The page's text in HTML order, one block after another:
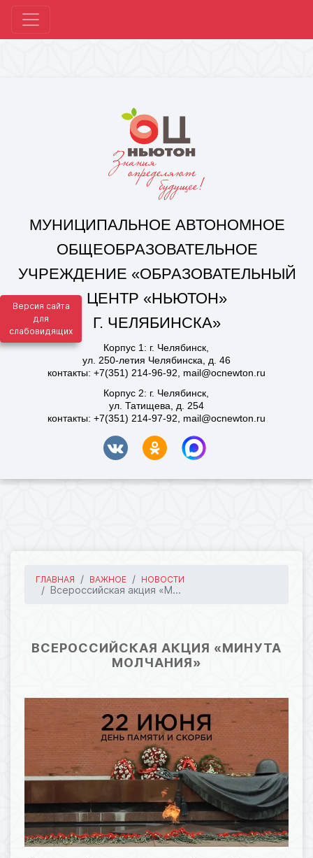
Версия сайта
для
слабовидящих
Корпус 1: г. Челябинск,
ул. 250-летия Челябинска, д. 46
Корпус 2: г. Челябинск,
контакты: +7(351) 214-97-92, mail@ocnewton.ru
МУНИЦИПАЛЬНОЕ АВТОНОМНОЕ
ОБЩЕОБРАЗОВАТЕЛЬНОЕ
УЧРЕЖДЕНИЕ «ОБРАЗОВАТЕЛЬНЫЙ
Г. ЧЕЛЯБИНСКА»
ГЛАВНАЯ ВАЖНОЕ НОВОСТИ
Всероссийская акция «М...
ВСЕРОССИЙСКАЯ АКЦИЯ «МИНУТА
МОЛЧАНИЯ»